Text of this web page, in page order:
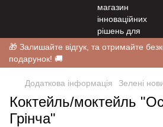
🎁 Залишайте відгук, та отримайте
подарунок! 🚚
Додаткова інформація Зелені
Коктейль/моктейль
Грінча"